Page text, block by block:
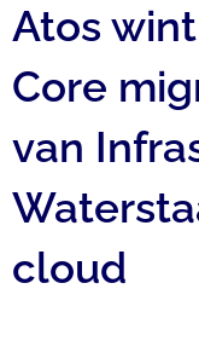
Atos
Core
van
cloud